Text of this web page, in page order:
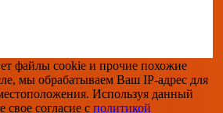
UNIX Fit BENCH 100
файлы cookie и прочие похожие
мы обрабатываем Ваш IP-адрес для
Используя данный
свое согласие с политикой